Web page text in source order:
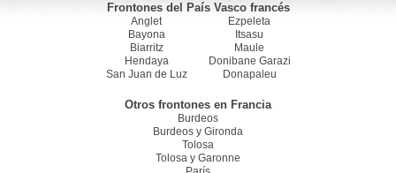
Frontones del País Vasco francés
Anglet
Bayona
Biarritz
Hendaya
San Juan de Luz
Ezpeleta
Itsasu
Maule
Donibane Garazi
Donapaleu
Otros frontones en Francia
Burdeos
Burdeos y Gironda
Tolosa
Tolosa y Garonne